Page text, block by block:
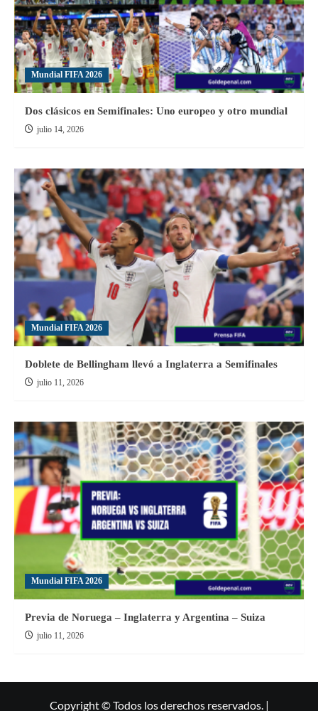
Mundial FIFA 2026
Dos clásicos en Semifinales: Uno europeo y otro mundial
julio 14, 2026
Mundial FIFA 2026
Doblete de Bellingham llevó a Inglaterra a Semifinales
julio 11, 2026
Mundial FIFA 2026
Previa de Noruega – Inglaterra y Argentina – Suiza
julio 11, 2026
Copyright © Todos los derechos reservados. |